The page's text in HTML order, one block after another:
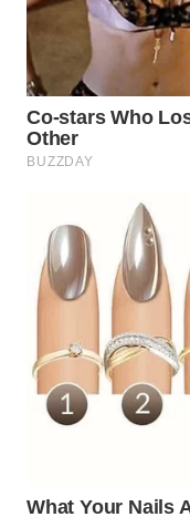
WN
SURABAYA
WN
NATUNA
BINTAN
WN
MANDALIKA
WN
LIKUPANG